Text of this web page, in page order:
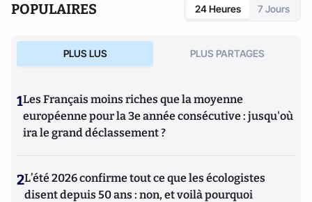
POPULAIRES 24 Heures 7 Jours
PLUS LUS PLUS PARTAGES
1Les Français moins riches que la moyenne
européenne pour la 3e année consécutive : jusqu'où
ira le grand déclassement ?
2L’été 2026 confirme tout ce que les écologistes
disent depuis 50 ans : non, et voilà pourquoi